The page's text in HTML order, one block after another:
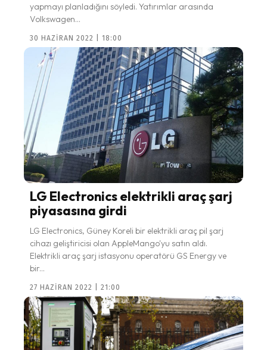
yapmayı planladığını söyledi. Yatırımlar arasında
Volkswagen...
30 HAZIRAN 2022 | 18:00
LG Electronics elektrikli araç şarj
piyasasına girdi
LG Electronics, Güney Koreli bir elektrikli araç pil şarj
cihazı geliştiricisi olan AppleMango'yu satın aldı.
Elektrikli araç şarj istasyonu operatörü GS Energy ve
bir...
27 HAZIRAN 2022 | 21:00